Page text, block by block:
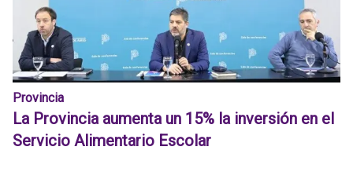
Provincia
La Provincia aumenta un 15% la inversión en el
Servicio Alimentario Escolar